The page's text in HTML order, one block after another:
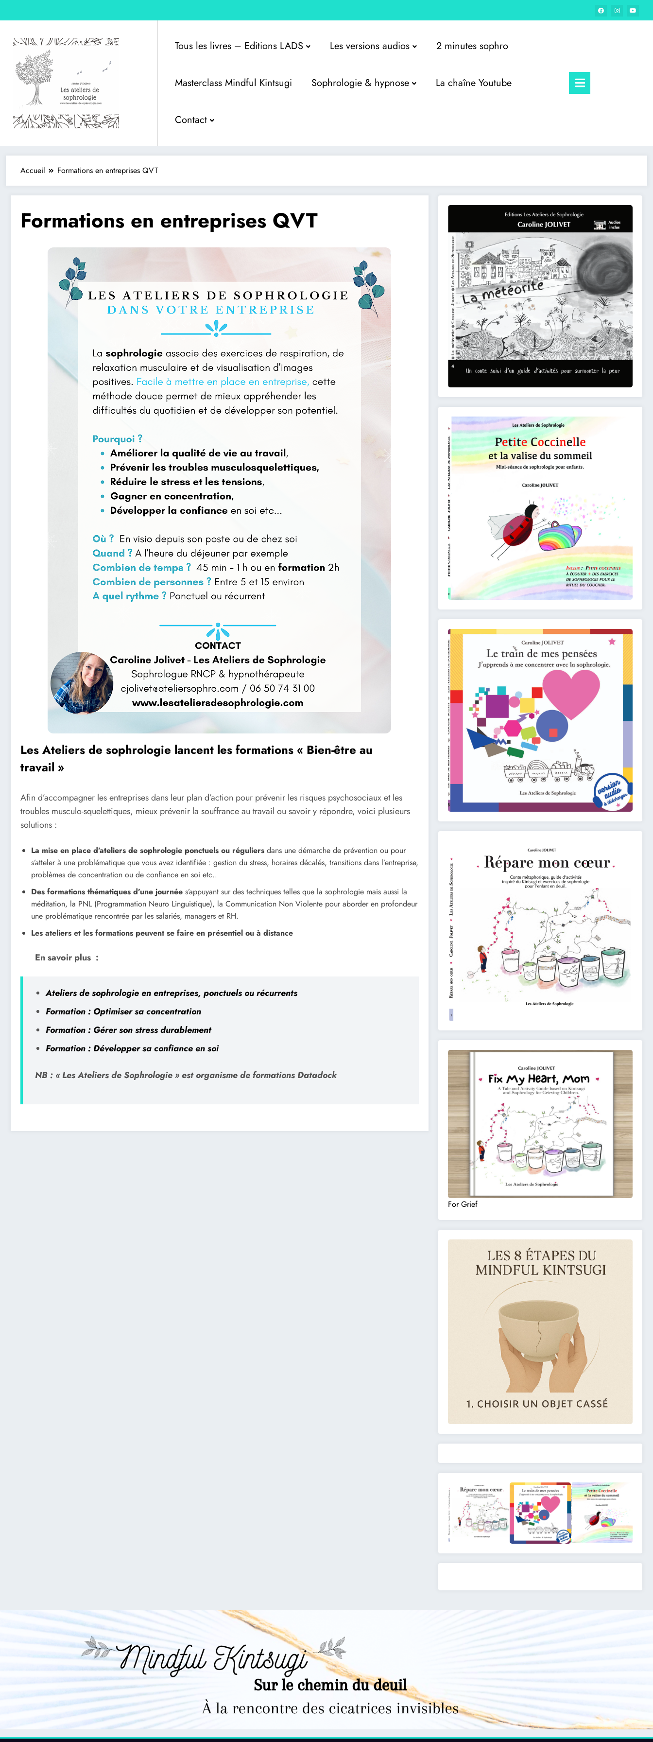
Edition – Sophrologie & hypnose
Tous les livres – Editions LADS Les versions audios 2 minutes sophro
Masterclass Mindful Kintsugi Sophrologie & hypnose La chaîne Youtube
Contact
Accueil Formations en entreprises QVT
Formations en entreprises QVT
Les Ateliers de sophrologie lancent les formations « Bien-être au
travail »
Afin d’accompagner les entreprises dans leur plan d’action pour prévenir les risques psychosociaux et les
troubles musculo-squelettiques, mieux prévenir la souffrance au travail ou savoir y répondre, voici plusieurs
solutions :
La mise en place d’ateliers de sophrologie ponctuels ou réguliers dans une démarche de prévention ou pour
s’atteler à une problématique que vous avez identifiée : gestion du stress, horaires décalés, transitions dans l’entreprise,
problèmes de concentration ou de confiance en soi etc..
Des formations thématiques d’une journée s’appuyant sur des techniques telles que la sophrologie mais aussi la
méditation, la PNL (Programmation Neuro Linguistique), la Communication Non Violente pour aborder en profondeur
une problématique rencontrée par les salariés, managers et RH.
Les ateliers et les formations peuvent se faire en présentiel ou à distance
En savoir plus :
Ateliers de sophrologie en entreprises, ponctuels ou récurrents
Formation : Optimiser sa concentration
Formation : Gérer son stress durablement
Formation : Développer sa confiance en soi
NB : « Les Ateliers de Sophrologie » est organisme de formations Datadock
For Grief